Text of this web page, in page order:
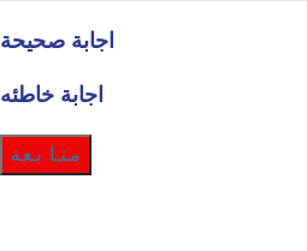
اجابة صحيحة
اجابة خاطئه
متابعة